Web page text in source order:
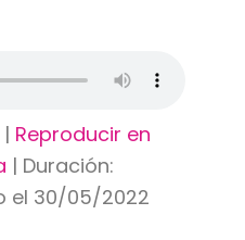
| Reproducir en
| Duración:
el 30/05/2022